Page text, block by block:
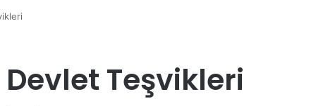
Teşvikleri